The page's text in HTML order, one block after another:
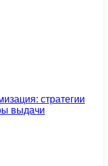
стратегии
выдачи